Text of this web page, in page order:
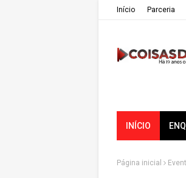
Iní­cio Parceria
INÍCIO
Página inicial